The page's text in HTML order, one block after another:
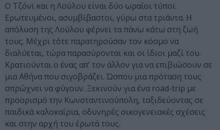
Ο Τζόνι και η Λούλου είναι δύο ωραίοι τύποι.
Ερωτευμένοι, ασυμβίβαστοι, γύρω στα τριάντα. Η
απόλυση της Λούλου φέρνει τα πάνω κάτω στη ζωή
τους. Μέχρι τότε παρατηρούσαν τον κόσμο να
διαλύεται, τώρα παρασύρονται και οι ίδιοι μαζί του.
Κρατιούνται ο ένας απ’ τον άλλον για να επιβιώσουν σε
μια Αθήνα που σιγοβράζει. Ώσπου μια πρόταση τους
σπρώχνει να φύγουν. Ξεκινούν για ένα road-trip με
προορισμό την Κωνσταντινούπολη, ταξιδεύοντας σε
παιδικά καλοκαίρια, οδυνηρές οικογενειακές σχέσεις
και στην αρχή του έρωτά τους.